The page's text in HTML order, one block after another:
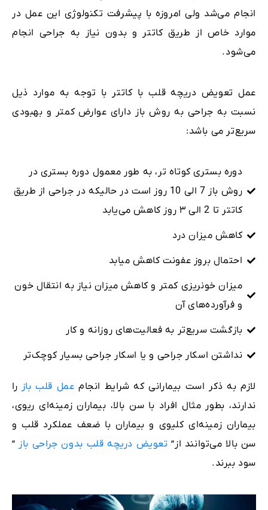
انجام می‌شد ولی امروزه با پیشرفت تکنولوژی این عمل در
موارد خاص از طریق کاتتر و بدون نیاز به جراحی انجام
می‌شود.
عمل تعویض دریچه قلب با کاتتر با توجه به موارد ذیل
نسبت به جراحی به روش باز دارای عوارض کمتر و بهبودی
سریع‌تر می باشد:
دوره بستری کوتاه‌ تر، به طور معمول دوره بستری در
روش باز 7 الی 10 روز است در حالیکه در جراحی از طریق
کاتتر تا 2 الی ۳ روز کاهش می‌یابد
کاهش میزان درد
احتمال بروز عفونت کاهش میابد
میزان خونریزی کمتر و کاهش میزان نیاز به انتقال خون
و فرآورده‌های آن
بازگشت سریع‌تر به فعالیت‌های روزانه و کار
نداشتن اسکار جراحی و یا اسکار جراحی بسیار کوچک‌تر
لازم به ذکر است بیمارانی که شرایط انجام عمل قلب باز را
ندارند، بطور مثال افراد با سن بالا، بیماران زمینه‌ای ریوی،
بیماران زمینه‌ای کلیوی و بیماران با ضعف عملکرد قلب و
سن بالا می‌توانند از” تعویض دریچه قلب بدون جراحی باز ”
سود ببرند.